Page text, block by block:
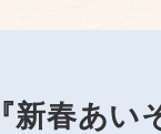
『新春あい